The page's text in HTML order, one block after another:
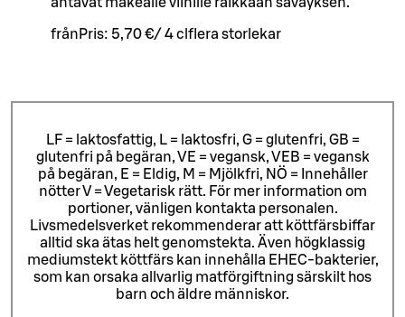
från Pris: 5,70 €/ 4 cl flera storlekar
LF = laktosfattig, L = laktosfri, G = glutenfri, GB =
glutenfri på begäran, VE = vegansk, VEB = vegansk
på begäran, E = Eldig, M = Mjölkfri, NÖ = Innehåller
nötter V = Vegetarisk rätt. För mer information om
portioner, vänligen kontakta personalen.
Livsmedelsverket rekommenderar att köttfärsbiffar
alltid ska ätas helt genomstekta. Även högklassig
mediumstekt köttfärs kan innehålla EHEC-bakterier,
som kan orsaka allvarlig matförgiftning särskilt hos
barn och äldre människor.